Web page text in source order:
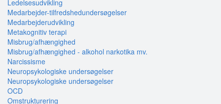
Ledelsesudvikling
Medarbejder-tilfredshedundersøgelser
Medarbejderudvikling
Metakognitiv terapi
Misbrug/afhængighed
Misbrug/afhængighed - alkohol narkotika mv.
Narcissisme
Neuropsykologiske undersøgelser
Neuropsykologiske undersøgelser
OCD
Omstrukturering